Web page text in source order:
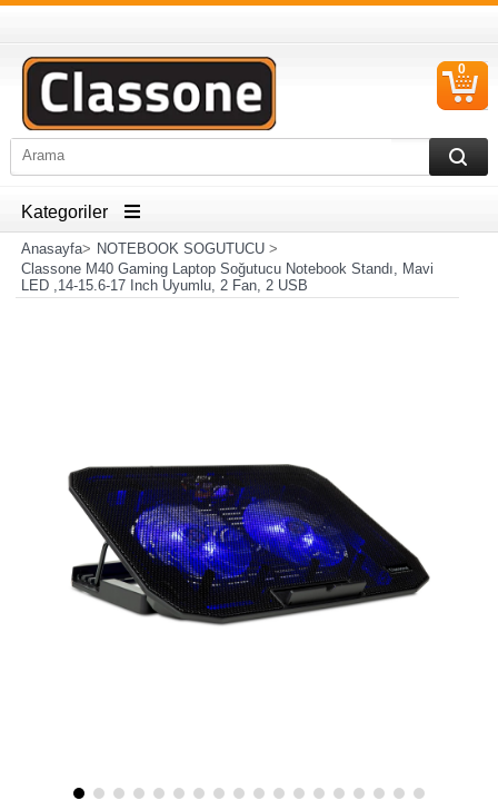
0
Kategoriler
Anasayfa> NOTEBOOK SOGUTUCU>
Classone M40 Gaming Laptop Soğutucu Notebook Standı, Mavi
LED ,14-15.6-17 Inch Uyumlu, 2 Fan, 2 USB